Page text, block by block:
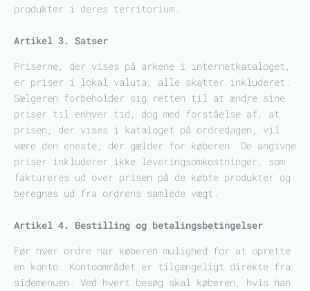
produkter i deres territorium.
Artikel 3. Satser
Priserne, der vises på arkene i internetkataloget,
er priser i lokal valuta, alle skatter inkluderet.
Sælgeren forbeholder sig retten til at ændre sine
priser til enhver tid, dog med forståelse af, at
prisen, der vises i kataloget på ordredagen, vil
være den eneste, der gælder for køberen. De angivne
priser inkluderer ikke leveringsomkostninger, som
faktureres ud over prisen på de købte produkter og
beregnes ud fra ordrens samlede vægt.
Artikel 4. Bestilling og betalingsbetingelser
Før hver ordre har køberen mulighed for at oprette
en konto. Kontoområdet er tilgængeligt direkte fra
sidemenuen. Ved hvert besøg skal køberen, hvis han